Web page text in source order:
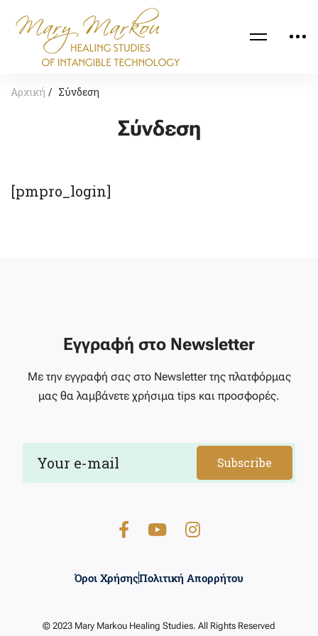
Αρχική Σύνδεση
Σύνδεση
[pmpro_login]
Εγγραφή στο Newsletter
Με την εγγραφή σας στο Newsletter της πλατφόρμας
μας θα λαμβάνετε χρήσιμα tips και προσφορές.
Subscribe
Όροι ΧρήσηςΠολιτική Απορρήτου
© 2023 Mary Markou Healing Studies. All Rights Reserved